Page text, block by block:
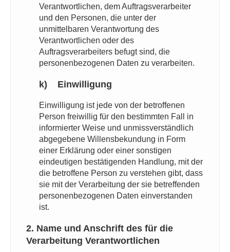
Verantwortlichen, dem Auftragsverarbeiter
und den Personen, die unter der
unmittelbaren Verantwortung des
Verantwortlichen oder des
Auftragsverarbeiters befugt sind, die
personenbezogenen Daten zu verarbeiten.
k) Einwilligung
Einwilligung ist jede von der betroffenen
Person freiwillig für den bestimmten Fall in
informierter Weise und unmissverständlich
abgegebene Willensbekundung in Form
einer Erklärung oder einer sonstigen
eindeutigen bestätigenden Handlung, mit der
die betroffene Person zu verstehen gibt, dass
sie mit der Verarbeitung der sie betreffenden
personenbezogenen Daten einverstanden
ist.
2. Name und Anschrift des für die
Verarbeitung Verantwortlichen